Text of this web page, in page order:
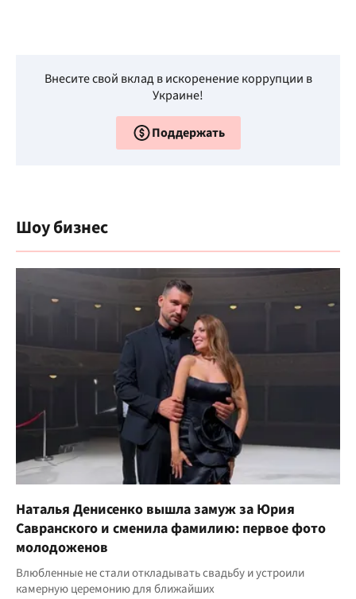
Внесите свой вклад в искоренение коррупции в
Украине!
Поддержать
Шоу бизнес
Наталья Денисенко вышла замуж за Юрия
Савранского и сменила фамилию: первое фото
молодоженов
Влюбленные не стали откладывать свадьбу и устроили
камерную церемонию для ближайших